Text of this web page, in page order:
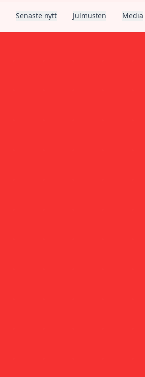
Senaste nytt Julmusten Media